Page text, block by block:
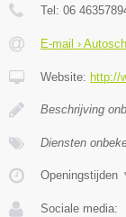
Tel: 06
E-mail ›
Website: http://
Beschrijving
Diensten
Openingstijden
Sociale media: